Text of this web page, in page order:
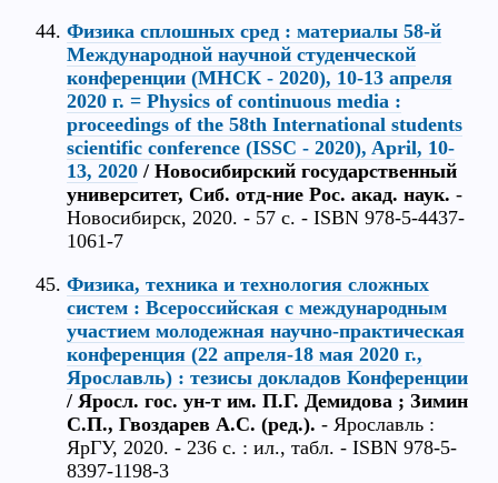
Физика сплошных сред : материалы 58-й
Международной научной студенческой
конференции (МНСК - 2020), 10-13 апреля
2020 г. = Physics of continuous media :
proceedings of the 58th International students
scientific conference (ISSC - 2020), April, 10-
13, 2020 / Новосибирский государственный
университет, Сиб. отд-ние Рос. акад. наук. -
Новосибирск, 2020. - 57 c. - ISBN 978-5-4437-
1061-7
Физика, техника и технология сложных
систем : Всероссийская с международным
участием молодежная научно-практическая
конференция (22 апреля-18 мая 2020 г.,
Ярославль) : тезисы докладов Конференции
/ Яросл. гос. ун-т им. П.Г. Демидова ; Зимин
С.П., Гвоздарев А.С. (ред.). - Ярославль :
ЯрГУ, 2020. - 236 с. : ил., табл. - ISBN 978-5-
8397-1198-3